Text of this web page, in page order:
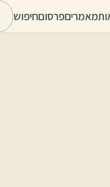
מאמריםפרסוםחיפוש